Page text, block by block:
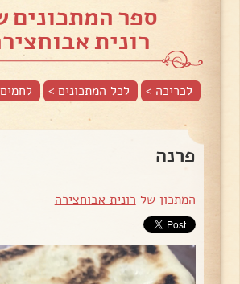
ספר המתכונים
רונית
לכריכה > לכל המתכונים > לחמים
פרנה
המתכון של רונית אבוחצירה